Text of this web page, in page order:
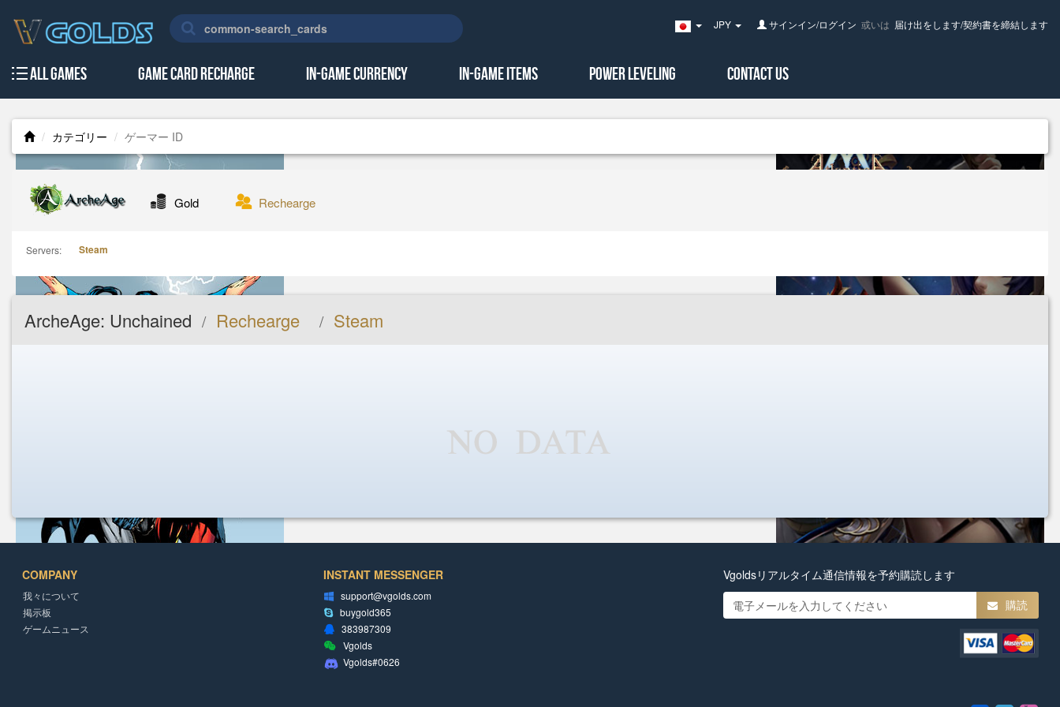
Japan(日
JPY サインイン/ログイン 或いは 届け出をします/契約書を締結します
All Games Game Card Recharge In-Game Currency In-Game Items Power Leveling Contact Us
カテゴリー ゲーマー ID
Gold Rechearge
Servers: Steam
ArcheAge: Unchained / Rechearge / Steam
COMPANY
我々について
掲示板
ゲームニュース
INSTANT MESSENGER
support@vgolds.com
buygold365
383987309
Vgolds
Vgolds#0626
Vgoldsリアルタイム通信情報を予約購読します
購読